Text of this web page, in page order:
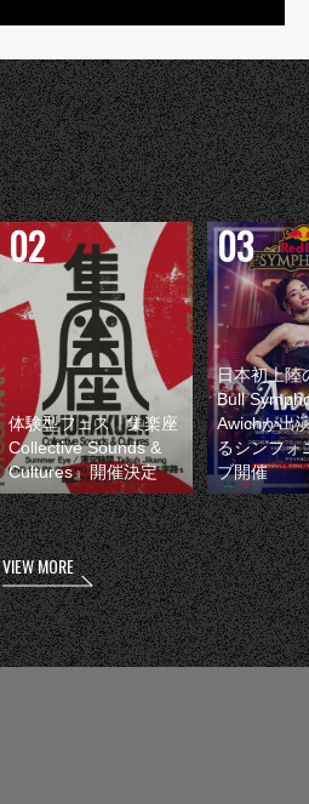
体験型フェス『集楽座
Collective Sounds &
Cultures』開催決定
日本初上陸
Bull
Awichが出
るシンフォ
ブ開催
VIEW MORE